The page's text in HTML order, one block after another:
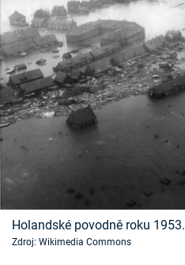
Holandské povodně roku 1953.
Zdroj: Wikimedia Commons